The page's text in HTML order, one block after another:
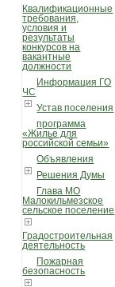
Квалификационные
требования,
условия и
результаты
конкурсов на
вакантные
должности
Информация ГО
ЧС
Устав поселения
программа
«Жилье для
российской семьи»
Объявления
Решения Думы
Глава МО
Малокильмезское
сельское поселение
Градостроительная
деятельность
Пожарная
безопасность